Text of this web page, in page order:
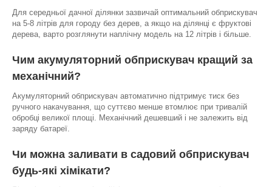
Для середньої дачної ділянки зазвичай оптимальний обприскувач
на 5-8 літрів для городу без дерев, а якщо на ділянці є фруктові
дерева, варто розглянути наплічну модель на 12 літрів і більше.
Чим акумуляторний обприскувач кращий за
механічний?
Акумуляторний обприскувач автоматично підтримує тиск без
ручного накачування, що суттєво менше втомлює при тривалій
обробці великої площі. Механічний дешевший і не залежить від
заряду батареї.
Чи можна заливати в садовий обприскувач
будь-які хімікати?